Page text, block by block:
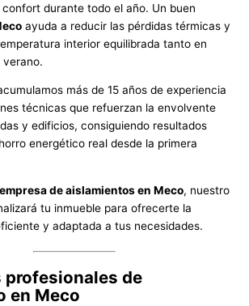
durante todo el año. Un buen
ayuda a reducir las pérdidas térmicas y
interior equilibrada tanto en
verano.
más de 15 años de experiencia
técnicas que refuerzan la envolvente
y edificios, consiguiendo resultados
energético real desde la primera
empresa de aislamientos en Meco, nuestro
tu inmueble para ofrecerte la
y adaptada a tus necesidades.
profesionales de
en Meco